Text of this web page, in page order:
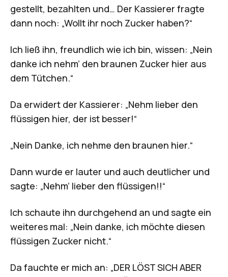
gestellt, bezahlten und… Der Kassierer fragte
dann noch: „Wollt ihr noch Zucker haben?“
Ich ließ ihn, freundlich wie ich bin, wissen: „Nein
danke ich nehm’ den braunen Zucker hier aus
dem Tütchen.“
Da erwidert der Kassierer: „Nehm lieber den
flüssigen hier, der ist besser!“
„Nein Danke, ich nehme den braunen hier.“
Dann wurde er lauter und auch deutlicher und
sagte: „Nehm’ lieber den flüssigen!!“
Ich schaute ihn durchgehend an und sagte ein
weiteres mal: „Nein danke, ich möchte diesen
flüssigen Zucker nicht.“
Da fauchte er mich an: „DER LÖST SICH ABER